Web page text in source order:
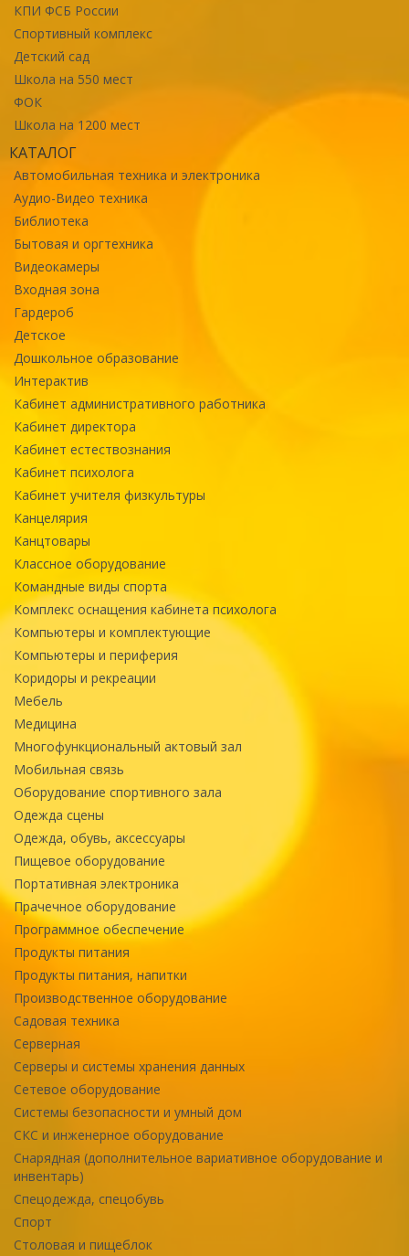
КПИ ФСБ России
Спортивный комплекс
Детский сад
Школа на 550 мест
ФОК
Школа на 1200 мест
КАТАЛОГ
Автомобильная техника и электроника
Аудио-Видео техника
Библиотека
Бытовая и оргтехника
Видеокамеры
Входная зона
Гардероб
Детское
Дошкольное образование
Интерактив
Кабинет административного работника
Кабинет директора
Кабинет естествознания
Кабинет психолога
Кабинет учителя физкультуры
Канцелярия
Канцтовары
Классное оборудование
Командные виды спорта
Комплекс оснащения кабинета психолога
Компьютеры и комплектующие
Компьютеры и периферия
Коридоры и рекреации
Мебель
Медицина
Многофункциональный актовый зал
Мобильная связь
Оборудование спортивного зала
Одежда сцены
Одежда, обувь, аксессуары
Пищевое оборудование
Портативная электроника
Прачечное оборудование
Программное обеспечение
Продукты питания
Продукты питания, напитки
Производственное оборудование
Садовая техника
Серверная
Серверы и системы хранения данных
Сетевое оборудование
Системы безопасности и умный дом
СКС и инженерное оборудование
Снарядная (дополнительное вариативное оборудование и
инвентарь)
Спецодежда, спецобувь
Спорт
Столовая и пищеблок